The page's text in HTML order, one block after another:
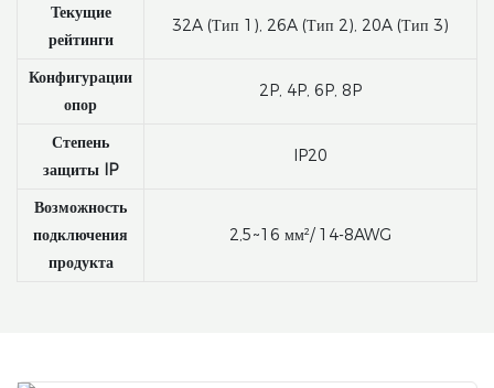
Текущие
рейтинги
32A (Тип 1), 26A (Тип 2), 20A (Тип 3)
Конфигурации
опор
2P, 4P, 6P, 8P
Степень
защиты IP
IP20
Возможность
подключения
продукта
2,5~16 мм²/ 14-8AWG